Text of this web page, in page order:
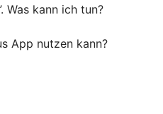
Was kann ich tun?
App nutzen kann?